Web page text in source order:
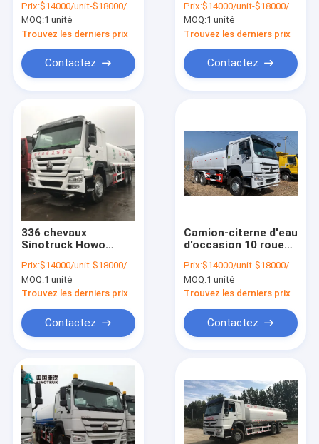
Produits
A propos de nous
litres 336HP
Prix:$14000/unit-$18000/unit
MOQ:1 unité
Trouvez les derniers prix
Contactez
gallons
Prix:$14000/unit-$18000/unit
MOQ:1 unité
Trouvez les derniers prix
Contactez
336 chevaux
Sinotruck Howo
réservoir d'eau
d'occasion
Prix:$14000/unit-$18000/unit
MOQ:1 unité
Trouvez les derniers prix
Contactez
Camion-citerne d'eau
d'occasion 10 roues
puissance
Prix:$14000/unit-$18000/unit
MOQ:1 unité
Trouvez les derniers prix
Contactez